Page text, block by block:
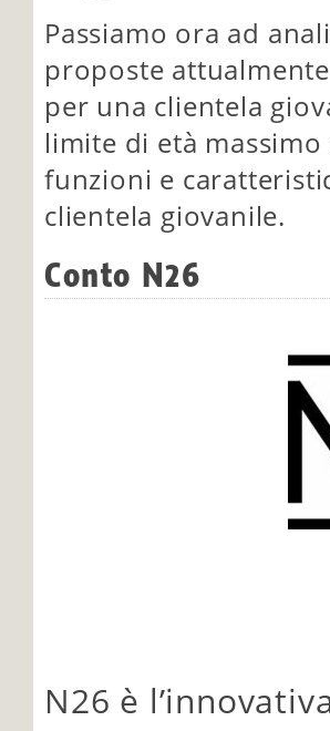
Passiamo ora ad
proposte
per una clientela
limite di età
funzioni e
clientela giovanile.
Conto N26
N26 è